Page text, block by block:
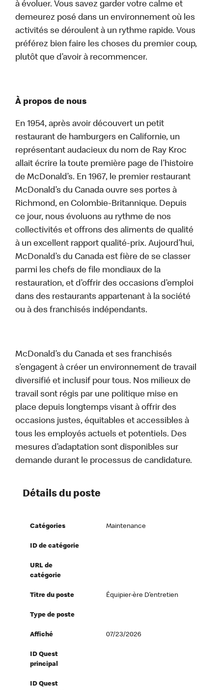
à évoluer. Vous savez garder votre calme et
demeurez posé dans un environnement où les
activités se déroulent à un rythme rapide. Vous
préférez bien faire les choses du premier coup,
plutôt que d’avoir à recommencer.
À propos de nous
En 1954, après avoir découvert un petit
restaurant de hamburgers en Californie, un
représentant audacieux du nom de Ray Kroc
allait écrire la toute première page de l’histoire
de McDonald’s. En 1967, le premier restaurant
McDonald’s du Canada ouvre ses portes à
Richmond, en Colombie-Britannique. Depuis
ce jour, nous évoluons au rythme de nos
collectivités et offrons des aliments de qualité
à un excellent rapport qualité-prix. Aujourd’hui,
McDonald’s du Canada est fière de se classer
parmi les chefs de file mondiaux de la
restauration, et d’offrir des occasions d’emploi
dans des restaurants appartenant à la société
ou à des franchisés indépendants.
McDonald’s du Canada et ses franchisés
s’engagent à créer un environnement de travail
diversifié et inclusif pour tous. Nos milieux de
travail sont régis par une politique mise en
place depuis longtemps visant à offrir des
occasions justes, équitables et accessibles à
tous les employés actuels et potentiels. Des
mesures d’adaptation sont disponibles sur
demande durant le processus de candidature.
Détails du poste
Catégories Maintenance
ID de catégorie
URL de
catégorie
Titre du poste Équipier·ère D’entretien
Type de poste
Affiché 07/23/2026
ID Quest
principal
ID Quest